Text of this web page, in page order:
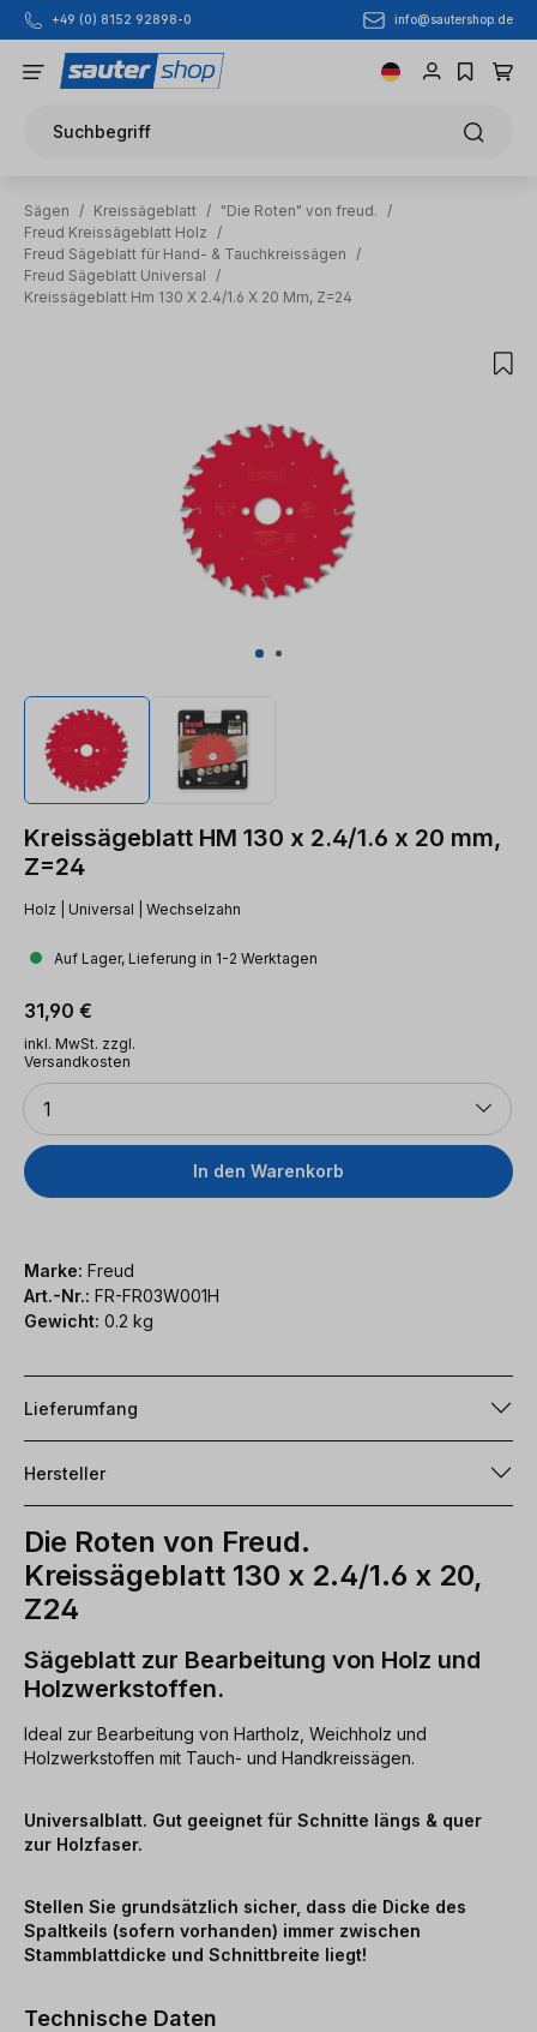
Zum Hauptinhalt springen
+49 (0) 8152 92898-0 info@sautershop.de
Suchbegriff
Sägen / Kreissägeblatt / "Die Roten" von freud.
/
Freud Kreissägeblatt Holz
/
Freud Sägeblatt für Hand- & Tauchkreissägen
/
Freud Sägeblatt Universal
/
Kreissägeblatt Hm 130 X 2.4/1.6 X 20 Mm, Z=24
Kreissägeblatt HM 130 x 2.4/1.6 x 20 mm,
Z=24
Holz | Universal | Wechselzahn
Auf Lager, Lieferung in 1-2 Werktagen
Regulärer Preis:
31,90 €
inkl. MwSt. zzgl.
Versandkosten
Anzahl
1
In den Warenkorb
Marke: Freud
Art.-Nr.: FR-FR03W001H
Gewicht: 0.2 kg
Lieferumfang
Hersteller
Die Roten von Freud.
Kreissägeblatt 130 x 2.4/1.6 x 20,
Z24
Sägeblatt zur Bearbeitung von Holz und
Holzwerkstoffen.
Ideal zur Bearbeitung von Hartholz, Weichholz und
Holzwerkstoffen mit Tauch- und Handkreissägen.
Universalblatt. Gut geeignet für Schnitte längs & quer
zur Holzfaser.
Stellen Sie grundsätzlich sicher, dass die Dicke des
Spaltkeils (sofern vorhanden) immer zwischen
Stammblattdicke und Schnittbreite liegt!
Technische Daten